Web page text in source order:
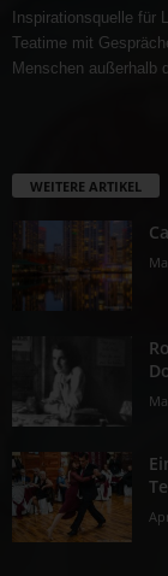
Inspirationsquelle für
Teatime mit
Menschen außerhalb
WEITERE ARTIKEL